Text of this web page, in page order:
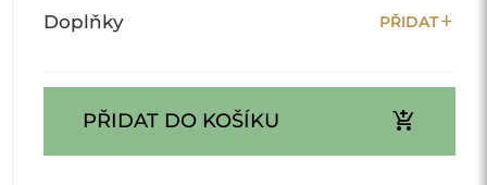
Doplňky PŘIDATadd
PŘIDAT DO KOŠÍKU add_shopping_cart